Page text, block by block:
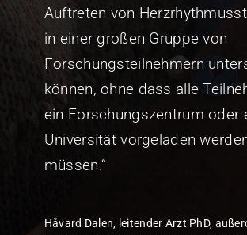
Auftreten von
in einer großen Gruppe von
Forschungsteilnehmern
können, ohne dass alle
ein Forschungszentrum oder
Universität vorgeladen
müssen.“
Håvard Dalen, leitender Arzt PhD,